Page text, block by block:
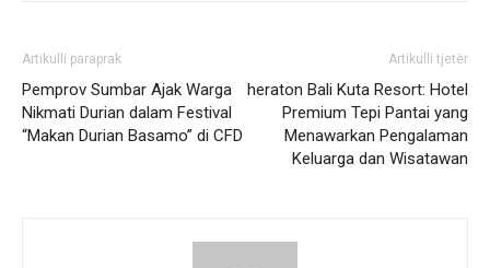
Artikulli paraprak
Pemprov Sumbar Ajak Warga
Nikmati Durian dalam Festival
“Makan Durian Basamo” di CFD
Artikulli tjetër
heraton Bali Kuta Resort: Hotel
Premium Tepi Pantai yang
Menawarkan Pengalaman
Keluarga dan Wisatawan